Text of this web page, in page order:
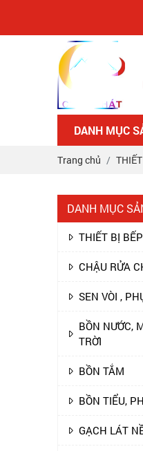
DANH MỤC
Trang chủ
DANH MỤC
THIẾT BỊ BẾP
CHẬU RỬA
SEN VÒI ,
BỒN NƯỚC,
TRỜI
BỒN TẮM
BỒN TIỂU,
GẠCH LÁT